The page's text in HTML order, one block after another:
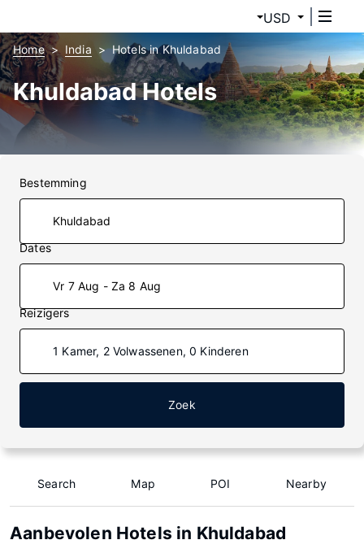
USD
Home India Hotels in Khuldabad
Khuldabad Hotels
Bestemming
Dates
Vr 7 Aug - Za 8 Aug
Reizigers
1 Kamer, 2 Volwassenen, 0 Kinderen
Zoek
Search Map POI Nearby
Aanbevolen Hotels in Khuldabad